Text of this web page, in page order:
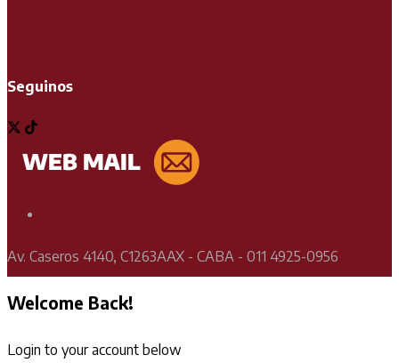
Seguinos
Av. Caseros 4140, C1263AAX - CABA - 011 4925-0956
Welcome Back!
Login to your account below